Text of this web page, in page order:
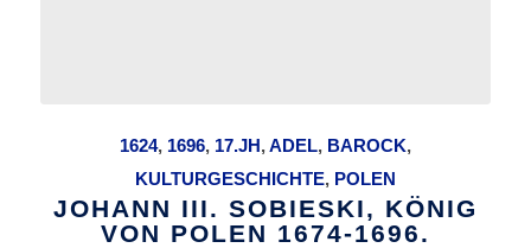
1624, 1696, 17.JH,ADEL, BAROCK,
KULTURGESCHICHTE, POLEN
JOHANN III. SOBIESKI, KÖNIG
VON POLEN 1674-1696.